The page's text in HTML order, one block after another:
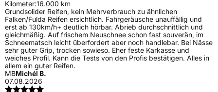
Kilometer:16.000 km
Grundsolider Reifen, kein Mehrverbrauch zu ähnlichen
Falken/Fulda Reifen ersichtlich. Fahrgeräusche unauffällig und
erst ab 130km/h+ deutlich hörbar. Abrieb durchschnittlich und
gleichmäßig. Auf frischem Neuschnee schon fast souverän, im
Schneematsch leicht überfordert aber noch handlebar. Bei Nässe
sehr guter Grip, trocken sowieso. Eher feste Karkasse und
weiches Profil. Kann die Tests von den Profis bestätigen. Alles in
allem ein guter Reifen.
MBMichél B.
07.08.2026